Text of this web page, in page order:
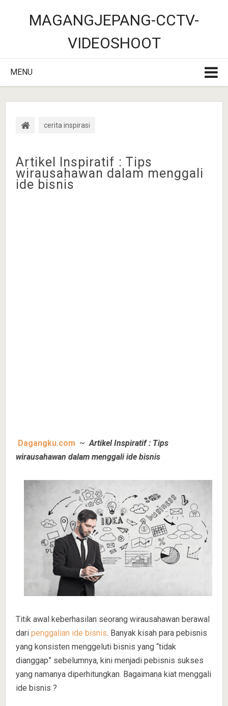
MAGANGJEPANG-CCTV-
VIDEOSHOOT
MENU
cerita inspirasi
Artikel Inspiratif : Tips
wirausahawan dalam menggali
ide bisnis
Dagangku.com ~ Artikel Inspiratif : Tips
wirausahawan dalam menggali ide bisnis
Titik awal keberhasilan seorang wirausahawan berawal
dari penggalian ide bisnis. Banyak kisah para pebisnis
yang konsisten menggeluti bisnis yang “tidak
dianggap” sebelumnya, kini menjadi pebisnis sukses
yang namanya diperhitungkan. Bagaimana kiat menggali
ide bisnis ?